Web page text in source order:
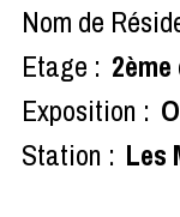
Nom de
Etage :
Exposition :
Station : Les